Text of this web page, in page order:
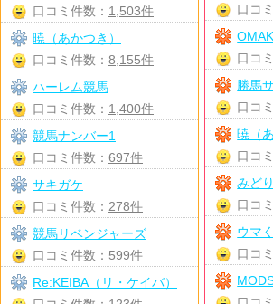
口コ
口コ
勝馬
口コ
暁（
口コ
みど
口コ
ウマ
口コ
口コミ件数： 1,503件
暁（あかつき）
口コミ件数： 8,155件
ハーレム競馬
口コミ件数： 1,400件
競馬ナンバー1
口コミ件数： 697件
サキガケ
口コミ件数： 278件
競馬リベンジャーズ
口コミ件数： 599件
Re:KEIBA（リ・ケイバ）